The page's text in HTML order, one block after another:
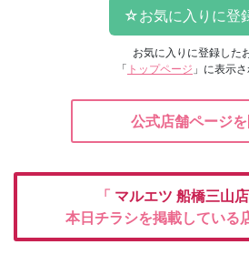
お気に入りに登録した
「 トップページ 」に表示さ
公式店舗ページを
「 マルエツ 船橋三山店
本日チラシを掲載している